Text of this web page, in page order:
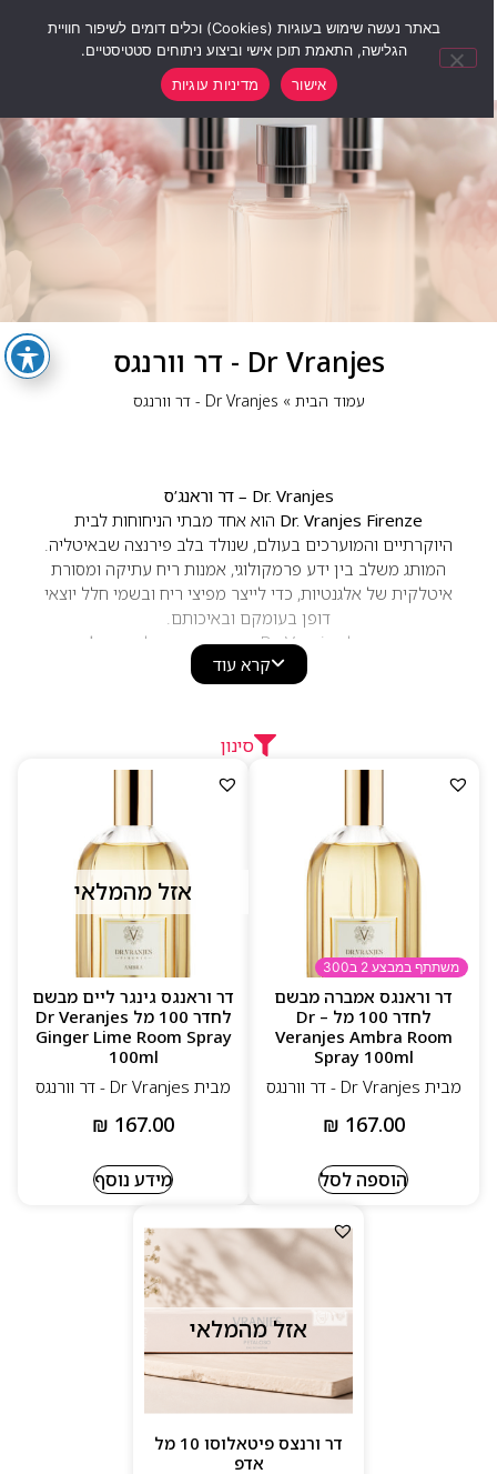
Dr Vranjes - דר וורנגס
עמוד הבית» Dr Vranjes - דר וורנגס
Dr. Vranjes – דר וראנג’ס
Dr. Vranjes Firenzeהוא אחד מבתי הניחוחות לבית
היוקרתיים והמוערכים בעולם, שנולד בלב פירנצה שבאיטליה.
המותג משלב בין ידע פרמקולוגי, אמנות ריח עתיקה ומסורת
איטלקית של אלגנטיות, כדי לייצר מפיצי ריח ובשמי חלל יוצאי
דופן בעומקם ובאיכותם.
הניחוחות של Dr. Vranjes מתאפיינים בשילובי
תבלינים
ארומטיים, עצים יקרים, הדרים טוסקניים, פרחים עשירים,
ענברים חמים ואלמנטים בוטניים ייחודיים
מוקפדת בחלל — בית, משרד, חנויות יוקרה וחללי אירוח.
המוצרים של המותג כולליםדיפיוזרים יוקרתיים, ספריי לחלל,
, כשהעיצוב של כל בקבוק
בהשראת האדריכלות הפירנצאית — קווים גאומטריים,
שקיפות אלגנטית וטאצ’ קלאסי שמייחד את המותג.
למה לבחור ב–Dr. Vranjes
ניחוחות חלל יוקרתיים בעומק ובאיכות יוצאת דופן
שילובי תווים איטלקיים עשירים וארומטיים
עיצוב בקבוקים בהשראת פירנצה הקלאסית
אידיאלי ליצירת אווירה יוקרתית בכל חלל
קרא עוד
סינון
משתתף במבצע 2 ב300
דר וראנגס אמברה מבשם
לחדר 100 מל – Dr
Veranjes Ambra Room
Spray 100ml
מבית Dr Vranjes - דר וורנגס
₪ 167.00
הוספה לסל
אזל מהמלאי
דר וראנגס גינגר ליים מבשם
לחדר 100 מל Dr Veranjes
Ginger Lime Room Spray
100ml
מבית Dr Vranjes - דר וורנגס
₪ 167.00
מידע נוסף
אזל מהמלאי
דר ורנצס פיטאלוסו 10 מל
אדפ
באתר נעשה שימוש בעוגיות (Cookies) וכלים דומים לשיפור חוויית
הגלישה, התאמת תוכן אישי וביצוע ניתוחים סטטיסטיים.
אישור
מדיניות עוגיות